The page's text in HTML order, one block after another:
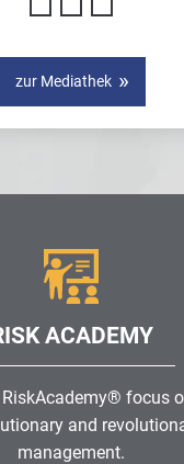
zur Mediathek
ACADEMY
focus
and
management.